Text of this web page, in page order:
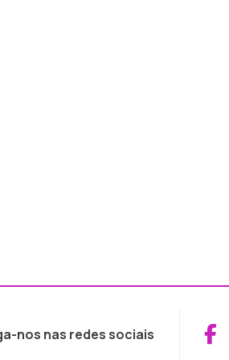
nos nas redes sociais